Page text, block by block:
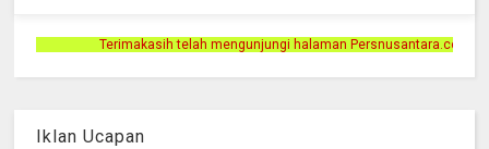
mengunjungi halaman Persnusantara.com.😊😊🙏🙏
Iklan Ucapan